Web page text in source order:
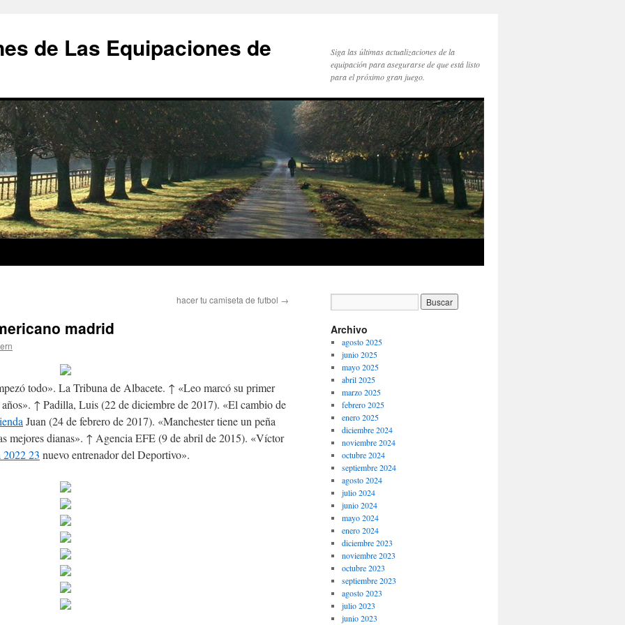
de Las Equipaciones de
Siga las últimas actualizaciones de la
equipación para asegurarse de que está listo
para el próximo gran juego.
hacer tu camiseta de futbol →
madrid
todo». La Tribuna de Albacete. ↑ «Leo marcó su primer
↑ Padilla, Luis (22 de diciembre de 2017). «El cambio de
Juan (24 de febrero de 2017). «Manchester tiene un peña
mejores dianas». ↑ Agencia EFE (9 de abril de 2015). «Víctor
2022 23 nuevo entrenador del Deportivo».
Archivo
agosto 2025
junio 2025
mayo 2025
abril 2025
marzo 2025
febrero 2025
enero 2025
diciembre 2024
noviembre 2024
octubre 2024
septiembre 2024
agosto 2024
julio 2024
junio 2024
mayo 2024
enero 2024
diciembre 2023
noviembre 2023
octubre 2023
septiembre 2023
agosto 2023
julio 2023
junio 2023